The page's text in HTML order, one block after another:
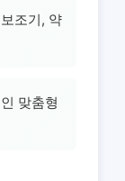
조기, 약
맞춤형